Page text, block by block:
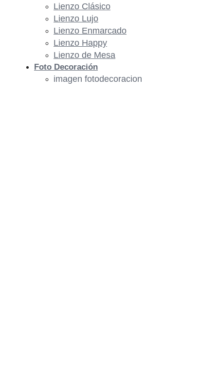
Lienzo Clásico
Lienzo Lujo
Lienzo Enmarcado
Lienzo Happy
Lienzo de Mesa
Foto Decoración
imagen fotodecoracion